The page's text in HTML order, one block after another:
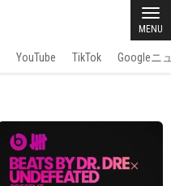
MENU
YouTube TikTok Googleニ